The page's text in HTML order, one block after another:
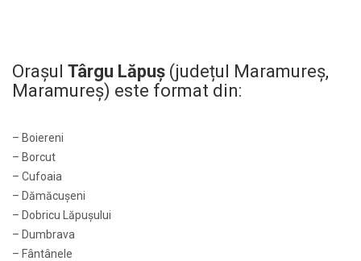
Orașul Târgu Lăpuș (județul Maramureș,
Maramureș) este format din:
– Boiereni
– Borcut
– Cufoaia
– Dămăcușeni
– Dobricu Lăpușului
– Dumbrava
– Fântânele